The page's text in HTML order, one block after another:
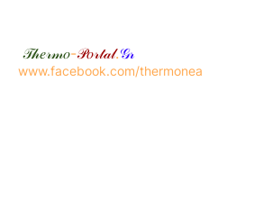
𝒯𝒽𝑒𝓇𝓂𝑜-𝒫𝑜𝓇𝓉𝒶𝓁.𝒢𝓇
www.facebook.com/thermonea